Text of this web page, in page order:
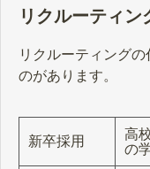
リクルーティン
リクルーティング
のがあります。
新卒採用
高
の